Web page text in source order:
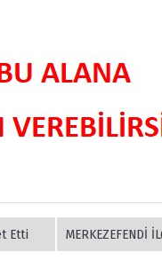
Etti MERKEZEFENDİ İLÇESİ ÇEVRE